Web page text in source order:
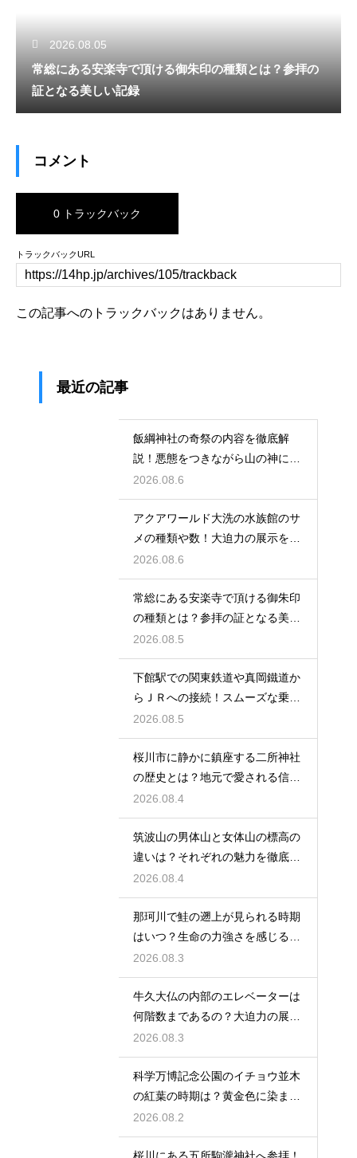
2026.08.05
常総にある安楽寺で頂ける御朱印の種類とは？参拝の
証となる美しい記録
コメント
0 トラックバック
トラックバックURL
この記事へのトラックバックはありません。
最近の記事
飯綱神社の奇祭の内容を徹底解
説！悪態をつきながら山の神に祈
る不思議
2026.08.6
アクアワールド大洗の水族館のサ
メの種類や数！大迫力の展示を徹
底解説
2026.08.6
常総にある安楽寺で頂ける御朱印
の種類とは？参拝の証となる美し
い記録
2026.08.5
下館駅での関東鉄道や真岡鐵道か
らＪＲへの接続！スムーズな乗り
換え術
2026.08.5
桜川市に静かに鎮座する二所神社
の歴史とは？地元で愛される信仰
の拠点
2026.08.4
筑波山の男体山と女体山の標高の
違いは？それぞれの魅力を徹底解
説する
2026.08.4
那珂川で鮭の遡上が見られる時期
はいつ？生命の力強さを感じる秋
の風物詩
2026.08.3
牛久大仏の内部のエレベーターは
何階数まであるの？大迫力の展望
を満喫
2026.08.3
科学万博記念公園のイチョウ並木
の紅葉の時期は？黄金色に染まる
秋の絶景
2026.08.2